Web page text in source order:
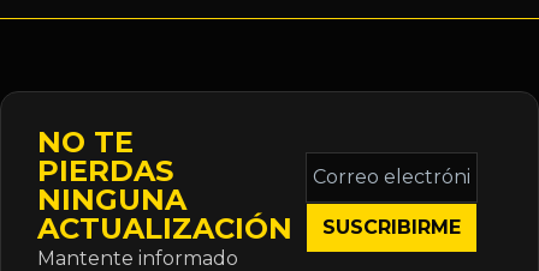
NO TE
PIERDAS
NINGUNA
ACTUALIZACIÓN
Mantente informado
Correo
electrónico
*